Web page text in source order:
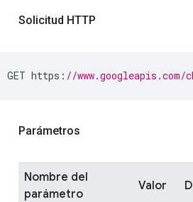
Solicitud HTTP
GET https : //
Parámetros
Nombre del
parámetro
Valor